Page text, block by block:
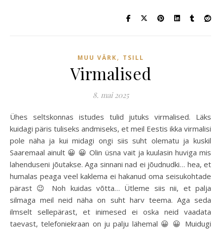
MUU VÄRK, TSILL
Virmalised
8. mai 2025
Ühes seltskonnas istudes tulid jutuks virmalised. Läks
kuidagi päris tuliseks andmiseks, et meil Eestis ikka virmalisi
pole näha ja kui midagi ongi siis suht olematu ja kuskil
Saaremaal ainult 😀 😀 Olin üsna vait ja kuulasin huviga mis
lahenduseni jõutakse. Aga sinnani nad ei jõudnudki… hea, et
humalas peaga veel kaklema ei hakanud oma seisukohtade
pärast 😉 Noh kuidas võtta… Ütleme siis nii, et palja
silmaga meil neid näha on suht harv teema. Aga seda
ilmselt sellepärast, et inimesed ei oska neid vaadata
taevast, telefoniekraan on ju palju lähemal 😀 😀 Muidugi